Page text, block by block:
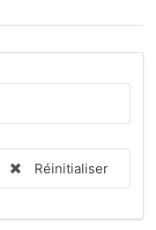
Réinitialiser